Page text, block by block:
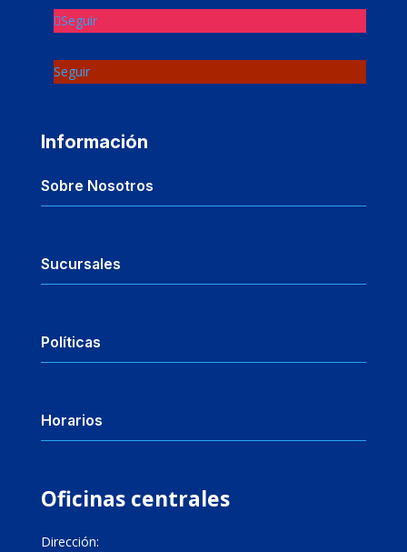
Seguir
Seguir
Información
Sobre Nosotros
Sucursales
Políticas
Horarios
Oficinas centrales
Dirección: